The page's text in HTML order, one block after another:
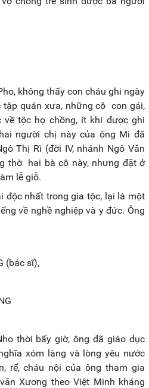
không thấy con cháu ghi ngày
tập quán xưa, những cô con gái,
về tộc họ chồng, ít khi được ghi
người chị này của ông Mi đã
Thị Rì (đời IV, nhánh Ngô Văn
thờ hai bà cô này, nhưng đặt ở
lễ giỗ.
độc nhất trong gia tộc, lại là một
về nghề nghiệp và y đức. Ông
(bác sĩ),
thời bấy giờ, ông đã giáo dục
xóm làng và lòng yêu nước
rể, cháu nội của ông tham gia
Xương theo Việt Minh kháng